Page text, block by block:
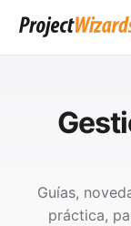
Guías,
práctica,